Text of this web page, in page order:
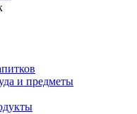
и предметы